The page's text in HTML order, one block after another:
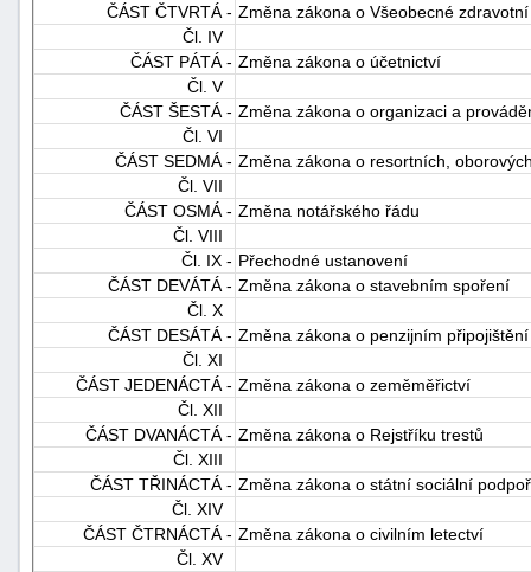
ČÁST ČTVRTÁ - Změna zákona o Všeobecné
Čl. IV
ČÁST PÁTÁ - Změna zákona o účetnictví
Čl. V
ČÁST ŠESTÁ - Změna zákona o organizaci a
Čl. VI
ČÁST SEDMÁ - Změna zákona o resortních,
Čl. VII
ČÁST OSMÁ - Změna notářského řádu
Čl. VIII
Čl. IX - Přechodné ustanovení
ČÁST DEVÁTÁ - Změna zákona o stavebním spoření
Čl. X
ČÁST DESÁTÁ - Změna zákona o penzijním
Čl. XI
ČÁST JEDENÁCTÁ - Změna zákona o zeměměřictví
Čl. XII
ČÁST DVANÁCTÁ - Změna zákona o Rejstříku trestů
Čl. XIII
ČÁST TŘINÁCTÁ - Změna zákona o státní sociální
Čl. XIV
ČÁST ČTRNÁCTÁ - Změna zákona o civilním letectví
Čl. XV
náhrady
"náhradě
škod"